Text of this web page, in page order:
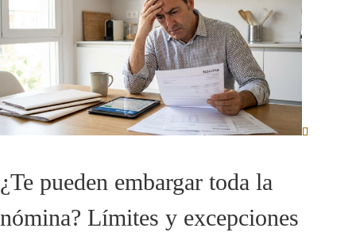
¿Te pueden embargar toda la
nómina? Límites y excepciones